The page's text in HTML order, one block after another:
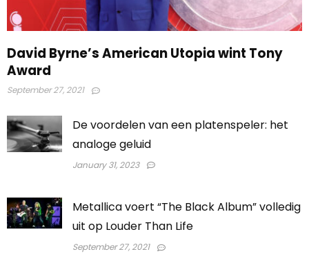
David Byrne’s American Utopia wint Tony
Award
September 27, 2021
De voordelen van een platenspeler: het
analoge geluid
January 31, 2023
Metallica voert “The Black Album” volledig
uit op Louder Than Life
September 27, 2021